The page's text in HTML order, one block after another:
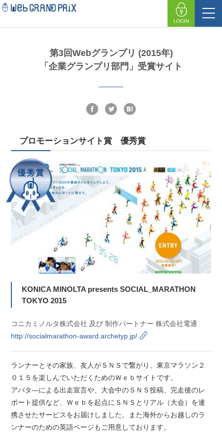
第3回Webグランプリ (2015年)
「企業グランプリ部門」受賞サイト
プロモーションサイト賞 優秀賞
KONICA MINOLTA presents SOCIAL_MARATHON
TOKYO 2015
コニカミノルタ株式会社 及び 制作パートナー 株式会社電通
http://socialmarathon-award.archetyp.jp/
ランナーとその家族、友人がＳＮＳで繋がり、東京マラソン２
０１５を楽しんでいただくためのＷｅｂサイトです。
アバタ―による出走宣言や、大会中のＳＮＳ投稿、完走後のレ
ポート提供など、Ｗｅｂを起点にＳＮＳとリアル（大会）を連
携させたサービスをお届けしました。また海外からお越しのラ
ンナーのための英語ページもご用意しております。